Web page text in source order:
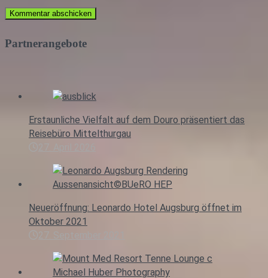
Partnerangebote
Erstaunliche Vielfalt auf dem Douro präsentiert das
Reisebüro Mittelthurgau
Neueröffnung: Leonardo Hotel Augsburg öffnet im
Oktober 2021